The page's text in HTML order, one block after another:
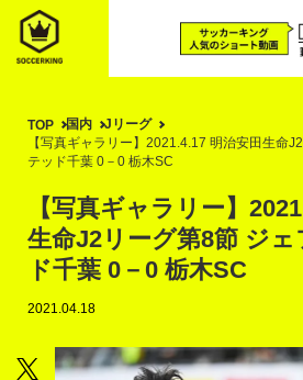
TOP 国内
Jリーグ
【写真ギャラリー】2021.4.17 明治安田生命
テッド千葉 0－0 栃木SC
【写真ギャラリー】
生命J2リーグ第8節 ジ
ド千葉 0－0 栃木SC
2021.04.18